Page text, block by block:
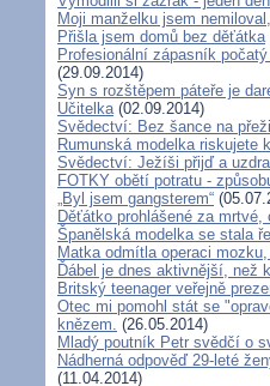
Moji manželku jsem
Přišla jsem domů bez děťátka
Profesionální zápasník
(29.09.2014)
Syn s rozštěpem páteře je
Učitelka(02.09.2014)
Svědectví: Bez šance na
Rumunská modelka riskujete
Svědectví: Ježíši přijď a
FOTKY obětí potratu -
„Byl jsem gangsterem“
Děťátko prohlášené za
Španělská modelka se stala
Matka odmítla operaci
Ďábel je dnes aktivnější, než
Britský teenager veřejně
Otec mi pomohl stát se
knězem. (26.05.2014)
Mladý poutník Petr svědčí o
Nádherná odpověď 29-leté
(11.04.2014)